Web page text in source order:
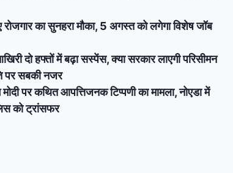
रोजगार का सुनहरा मौका, 5 अगस्त को लगेगा विशेष जॉब
दो हफ्तों में बढ़ा सस्पेंस, क्या सरकार लाएगी परिसीमन
पर सबकी नजर
पर कथित आपत्तिजनक टिप्पणी का मामला, नोएडा में
को ट्रांसफर